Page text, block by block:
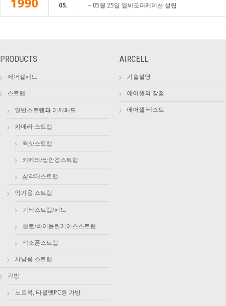
05. – 05월 25일 엘씨코퍼레이션 설립
PRODUCTS
에어셀패드
스트랩
일반스트랩과 어깨패드
카메라 스트랩
퀵샷스트랩
카메라/쌍안경스트랩
삼각대스트랩
악기용 스트랩
기타스트랩/패드
첼로/바이올린케이스스트랩
색소폰스트랩
사냥용 스트랩
가방
노트북, 타블렛PC용 가방
AIRCELL
기술설명
에어셀의 장점
에어셀 테스트